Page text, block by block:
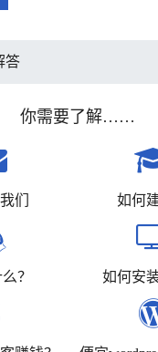
答
你需要了解……
们 如何
？ 如何安